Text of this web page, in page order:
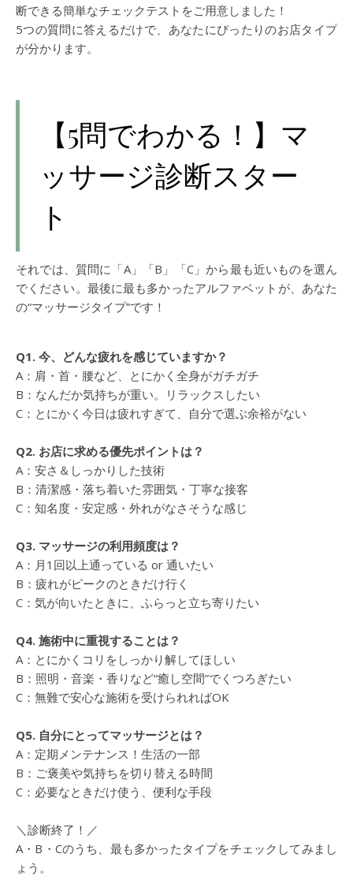
断できる簡単なチェックテストをご用意しました！
5つの質問に答えるだけで、あなたにぴったりのお店タイプ
が分かります。
【5問でわかる！】マ
ッサージ診断スター
ト
それでは、質問に「A」「B」「C」から最も近いものを選ん
でください。最後に最も多かったアルファベットが、あなた
の“マッサージタイプ”です！
Q1. 今、どんな疲れを感じていますか？
A：肩・首・腰など、とにかく全身がガチガチ
B：なんだか気持ちが重い。リラックスしたい
C：とにかく今日は疲れすぎて、自分で選ぶ余裕がない
Q2. お店に求める優先ポイントは？
A：安さ＆しっかりした技術
B：清潔感・落ち着いた雰囲気・丁寧な接客
C：知名度・安定感・外れがなさそうな感じ
Q3. マッサージの利用頻度は？
A：月1回以上通っている or 通いたい
B：疲れがピークのときだけ行く
C：気が向いたときに、ふらっと立ち寄りたい
Q4. 施術中に重視することは？
A：とにかくコリをしっかり解してほしい
B：照明・音楽・香りなど“癒し空間”でくつろぎたい
C：無難で安心な施術を受けられればOK
Q5. 自分にとってマッサージとは？
A：定期メンテナンス！生活の一部
B：ご褒美や気持ちを切り替える時間
C：必要なときだけ使う、便利な手段
＼診断終了！／
A・B・Cのうち、最も多かったタイプをチェックしてみまし
ょう。